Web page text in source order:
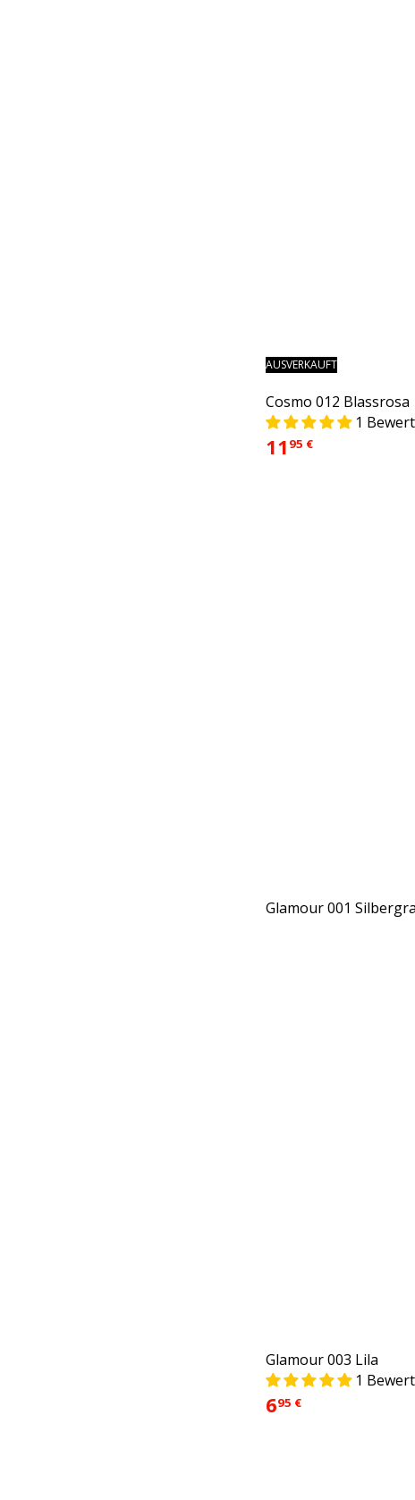
AUSVERKAUFT
Cosmo 012 Blassrosa
1
11 95 €
Glamour 001
Glamour 003 Lila
1
695 €